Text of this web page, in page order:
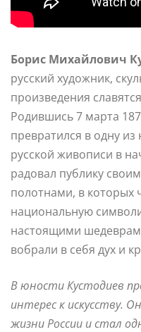
Борис Михайлович
русский художник,
произведения
Родившись 7 марта
превратился в одну
русской живописи в
радовал публику
полотнами, в которых
национальную
настоящими
вобрали в себя дух и
В юности Кустодиев
интерес к искусству.
жизни России и стал